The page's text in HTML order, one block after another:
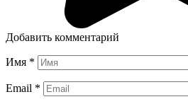
Добавить комментарий
Имя *
Email *